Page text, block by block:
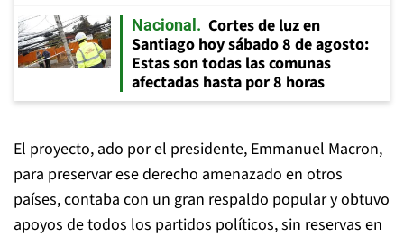
Nacional
Cortes de luz en
Santiago hoy sábado 8 de agosto:
Estas son todas las comunas
afectadas hasta por 8 horas
El proyecto, ado por el presidente, Emmanuel Macron,
para preservar ese derecho amenazado en otros
países, contaba con un gran respaldo popular y obtuvo
apoyos de todos los partidos políticos, sin reservas en